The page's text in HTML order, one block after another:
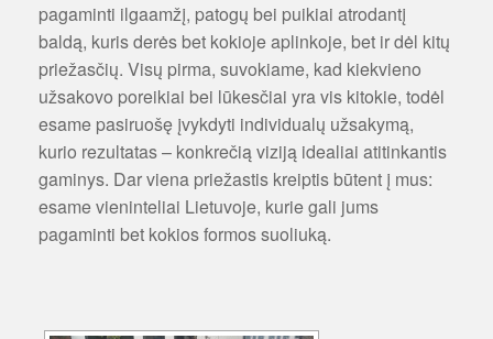
pagaminti ilgaamžį, patogų bei puikiai atrodantį
baldą, kuris derės bet kokioje aplinkoje, bet ir dėl kitų
priežasčių. Visų pirma, suvokiame, kad kiekvieno
užsakovo poreikiai bei lūkesčiai yra vis kitokie, todėl
esame pasiruošę įvykdyti individualų užsakymą,
kurio rezultatas – konkrečią viziją idealiai atitinkantis
gaminys. Dar viena priežastis kreiptis būtent į mus:
esame vieninteliai Lietuvoje, kurie gali jums
pagaminti bet kokios formos suoliuką.